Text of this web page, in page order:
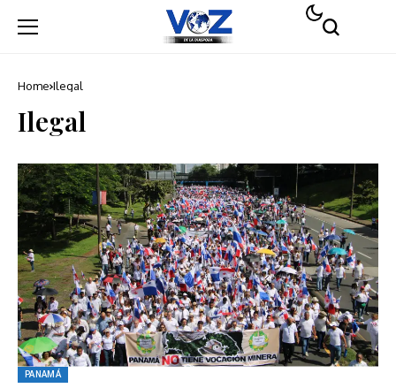
Home Ilegal
Ilegal
PANAMÁ